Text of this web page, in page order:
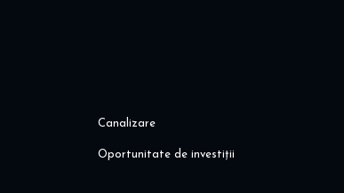
Canalizare
Oportunitate de investiții